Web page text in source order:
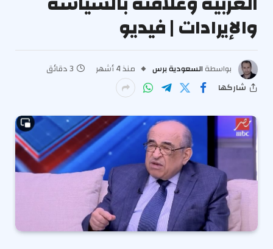
والإيرادات | فيديو
بواسطة السعودية برس منذ 4 أشهر
3 دقائق
شاركها